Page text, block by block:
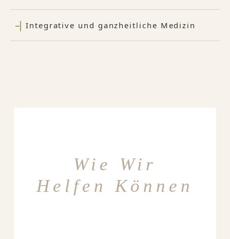
Integrative und ganzheitliche Medizin
Wie Wir
Helfen Können